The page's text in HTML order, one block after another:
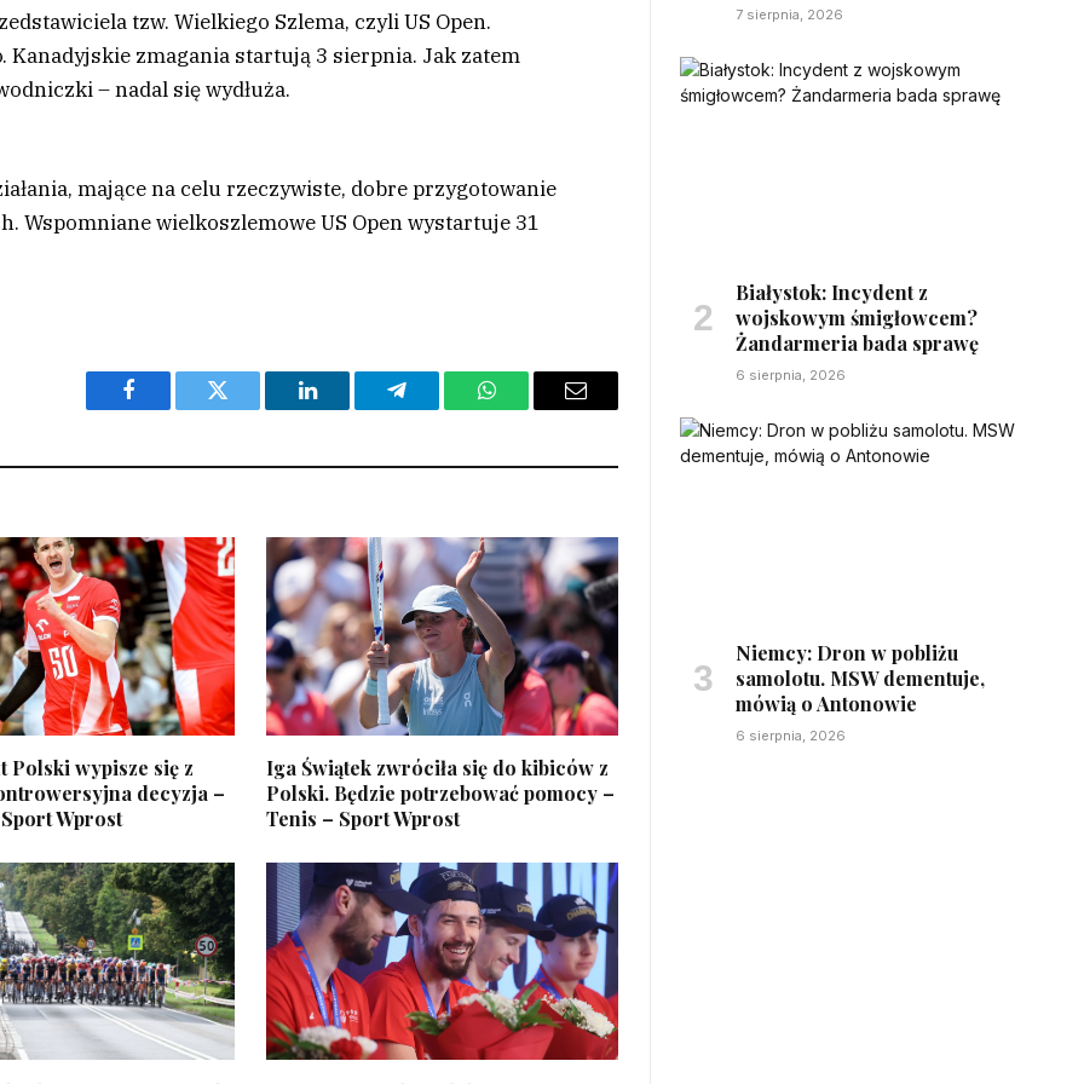
tzw. Wielkiego Szlema, czyli US Open.
zmagania startują 3 sierpnia. Jak zatem
– nadal się wydłuża.
mające na celu rzeczywiste, dobre przygotowanie
Wspomniane wielkoszlemowe US Open wystartuje 31
Facebook Twitter LinkedIn Telegram WhatsAppEmail
Polski wypisze się z
decyzja –
Wprost
Iga Świątek zwróciła się do kibiców z
Polski. Będzie potrzebować pomocy –
Tenis – Sport Wprost
7 sierpnia, 2026
Białystok: Incydent z
wojskowym śmigłowcem?
Żandarmeria bada sprawę
6 sierpnia, 2026
Niemcy: Dron w pobliżu
samolotu. MSW dementuje,
mówią o Antonowie
6 sierpnia, 2026